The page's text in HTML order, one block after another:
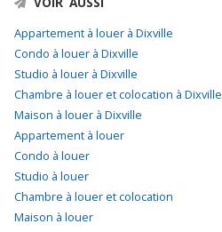
Appartement à louer à Dixville
Condo à louer à Dixville
Studio à louer à Dixville
Chambre à louer et colocation à Dixville
Maison à louer à Dixville
Appartement à louer
Condo à louer
Studio à louer
Chambre à louer et colocation
Maison à louer